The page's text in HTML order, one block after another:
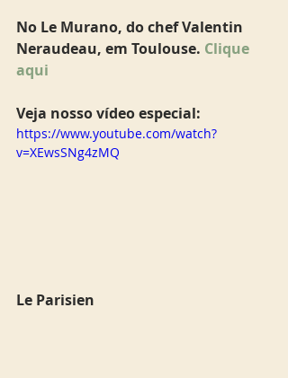
No Le Murano, do chef Valentin
Neraudeau, em Toulouse. Clique
aqui
Veja nosso vídeo especial:
https://www.youtube.com/watch?
v=XEwsSNg4zMQ
Le Parisien